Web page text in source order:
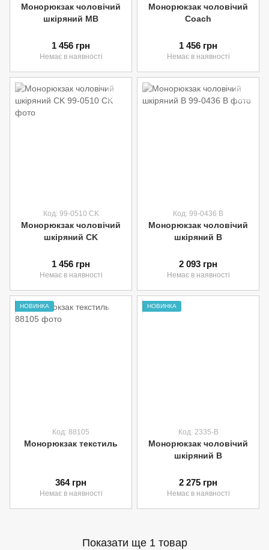
Монорюкзак чоловічий
шкіряний MB
1 456 грн
Немає в наявності
Монорюкзак чоловічий
Coach
1 456 грн
Немає в наявності
Код: 99-0510 CK
Монорюкзак чоловічий
шкіряний CK
1 456 грн
Немає в наявності
Код: 99-0436 B
Монорюкзак чоловічий
шкіряний B
2 093 грн
Немає в наявності
НОВИНКА
Код: 88105
Монорюкзак текстиль
364 грн
Немає в наявності
НОВИНКА
Код: 2335-B
Монорюкзак чоловічий
шкіряний B
2 275 грн
Немає в наявності
Показати ще 1 товар